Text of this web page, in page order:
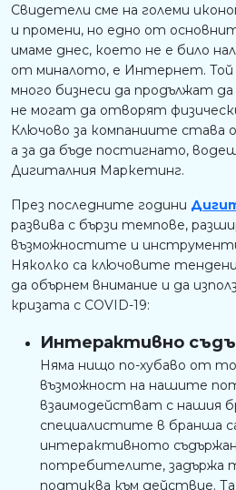
Свидетели сме на големи
и промени, но едно от
имаме днес, което не е било
от миналото, е Интернет. Той
много бизнеси да продължат
не могат да отворят
Ключово за компаниите става
а за да бъде постигнато,
Дигиталния Маркетинг.
През последните години
развива с бързи темпове,
възможностите и
Няколко са ключовите
да обърнем внимание и да
кризата с COVID-19:
Интерактивно
Няма нищо по-хубаво от
възможност на нашите
взаимодействат с нашия
специалистите в бранша
интерактивното
потребителите, задържа
подтиква към действие.